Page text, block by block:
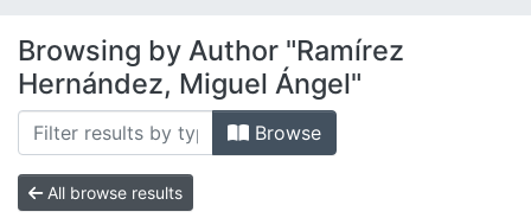
All of DSpace
Bibliotecas
Browsing by Author "Ramírez
Hernández, Miguel Ángel"
Browse
All browse results